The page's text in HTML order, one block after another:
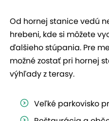
Od hornej stanice vedú
hrebeni, kde si môžete
ďalšieho stúpania. Pre
možné zostať pri hornej
výhľady z terasy.
Veľké parkovisko